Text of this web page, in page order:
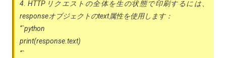
4. HTTPリクエストの全体を生の状態で印刷するには、
responseオブジェクトのtext属性を使用します：
“`python
print(response.text)
“`